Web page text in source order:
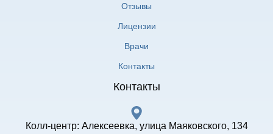
Отзывы
Лицензии
Врачи
Контакты
Контакты
Колл-центр: Алексеевка, улица Маяковского, 134